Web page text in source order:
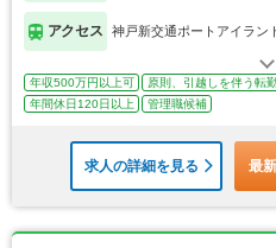
アクセス 神戸新交通ポートアイラン
年収500万円以上可 原則、引越しを伴う転勤
年間休日120日以上
管理職候補
求人の詳細を見る 最